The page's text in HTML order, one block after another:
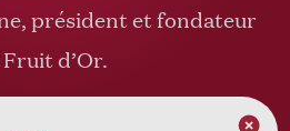
président et fondateur
d’Or.